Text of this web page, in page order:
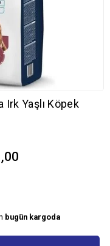
Yaşlı Köpek
bugün kargoda